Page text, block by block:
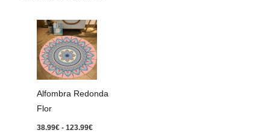
Alfombra Redonda
Flor
38.99€ - 123.99€
Rango
de
precios:
desde
38.99€
hasta
123.99€